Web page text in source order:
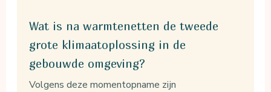
Wat is na warmtenetten de tweede
grote klimaatoplossing in de
gebouwde omgeving?
Volgens deze momentopname zijn